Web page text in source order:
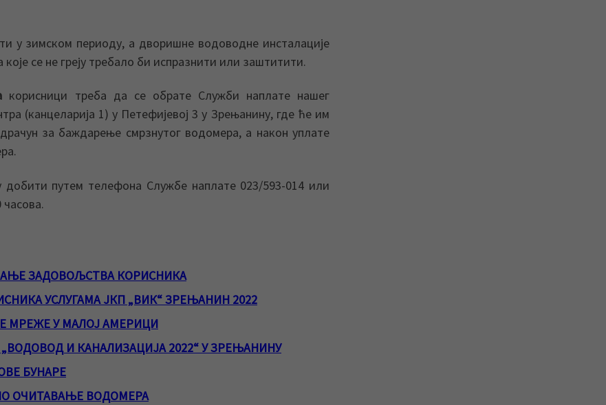
у зимском периоду, а дворишне водоводне инсталације
се не греју требало би испразнити или заштитити.
корисници треба да се обрате Служби наплате нашег
(канцеларија 1) у Петефијевој 3 у Зрењанину, где ће им
за баждарење смрзнутог водомера, а након уплате
путем телефона Службе наплате 023/593-014 или
ЗАДОВОЉСТВА КОРИСНИКА
УСЛУГАМА ЈКП „ВИК“ ЗРЕЊАНИН 2022
МРЕЖЕ У МАЛОЈ АМЕРИЦИ
И КАНАЛИЗАЦИЈА 2022“ У ЗРЕЊАНИНУ
БУНАРЕ
ОЧИТАВАЊЕ ВОДОМЕРА